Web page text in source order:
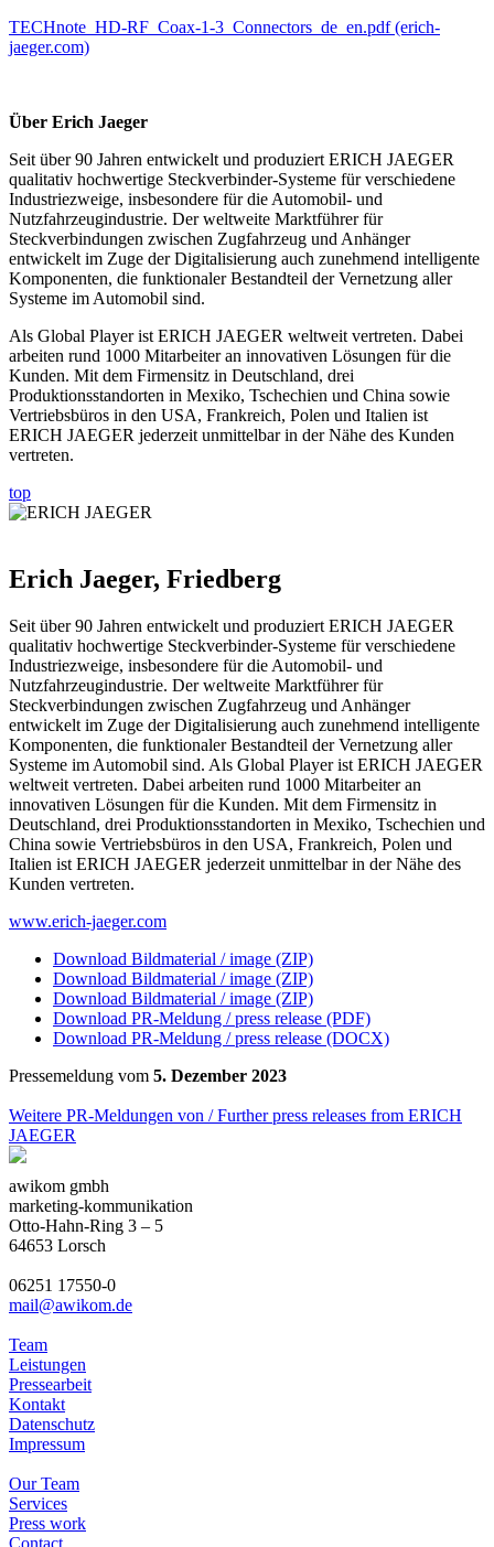
TECHnote_HD-RF_Coax-1-3_Connectors_de_en.pdf (erich-
jaeger.com)
Über Erich Jaeger
Seit über 90 Jahren entwickelt und produziert ERICH JAEGER
qualitativ hochwertige Steckverbinder-Systeme für verschiedene
Industriezweige, insbesondere für die Automobil- und
Nutzfahrzeugindustrie. Der weltweite Marktführer für
Steckverbindungen zwischen Zugfahrzeug und Anhänger
entwickelt im Zuge der Digitalisierung auch zunehmend intelligente
Komponenten, die funktionaler Bestandteil der Vernetzung aller
Systeme im Automobil sind.
Als Global Player ist ERICH JAEGER weltweit vertreten. Dabei
arbeiten rund 1000 Mitarbeiter an innovativen Lösungen für die
Kunden. Mit dem Firmensitz in Deutschland, drei
Produktionsstandorten in Mexiko, Tschechien und China sowie
Vertriebsbüros in den USA, Frankreich, Polen und Italien ist
ERICH JAEGER jederzeit unmittelbar in der Nähe des Kunden
vertreten.
top
Erich Jaeger, Friedberg
Seit über 90 Jahren entwickelt und produziert ERICH JAEGER
qualitativ hochwertige Steckverbinder-Systeme für verschiedene
Industriezweige, insbesondere für die Automobil- und
Nutzfahrzeugindustrie. Der weltweite Marktführer für
Steckverbindungen zwischen Zugfahrzeug und Anhänger
entwickelt im Zuge der Digitalisierung auch zunehmend intelligente
Komponenten, die funktionaler Bestandteil der Vernetzung aller
Systeme im Automobil sind. Als Global Player ist ERICH JAEGER
weltweit vertreten. Dabei arbeiten rund 1000 Mitarbeiter an
innovativen Lösungen für die Kunden. Mit dem Firmensitz in
Deutschland, drei Produktionsstandorten in Mexiko, Tschechien und
China sowie Vertriebsbüros in den USA, Frankreich, Polen und
Italien ist ERICH JAEGER jederzeit unmittelbar in der Nähe des
Kunden vertreten.
www.erich-jaeger.com
Download Bildmaterial / image (ZIP)
Download Bildmaterial / image (ZIP)
Download Bildmaterial / image (ZIP)
Download PR-Meldung / press release (PDF)
Download PR-Meldung / press release (DOCX)
Pressemeldung vom 5. Dezember 2023
Weitere PR-Meldungen von / Further press releases from ERICH
JAEGER
awikom gmbh
marketing-kommunikation
Otto-Hahn-Ring 3 – 5
64653 Lorsch
06251 17550-0
mail@awikom.de
Team
Leistungen
Pressearbeit
Kontakt
Datenschutz
Impressum
Our Team
Services
Press work
Contact